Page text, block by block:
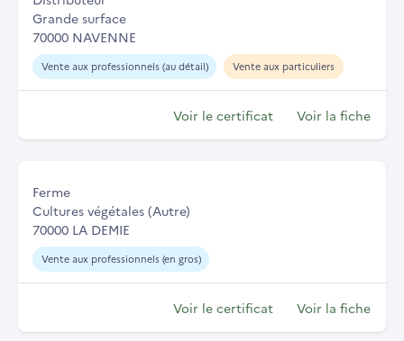
Grande surface
70000 NAVENNE
Vente aux professionnels (au détail) Vente aux particuliers
Voir le certificat Voir la fiche
Ferme
Cultures végétales (Autre)
70000 LA DEMIE
Vente aux professionnels (en gros)
Voir le certificat Voir la fiche